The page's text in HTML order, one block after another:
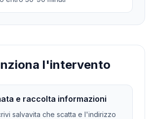
l'intervento
e raccolta informazioni
salvavita che scatta e l'indirizzo